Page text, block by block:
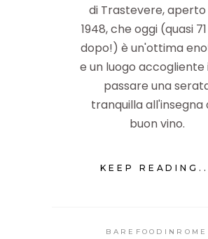
di Trastevere, aperto
1948, che oggi (quasi
dopo!) è un'ottima
e un luogo accogliente
passare una
tranquilla all'insegna
buon vino.
KEEP
BAREFOODINROME